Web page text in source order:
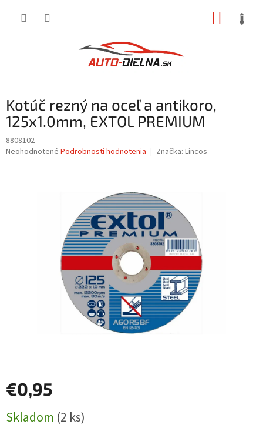
Kotúč rezný na oceľ a antikoro,
125x1.0mm, EXTOL PREMIUM
8808102
Priemerné
Neohodnotené Podrobnosti hodnotenia Značka: Lincos
€0,95
cena:
Skladom (2 ks)